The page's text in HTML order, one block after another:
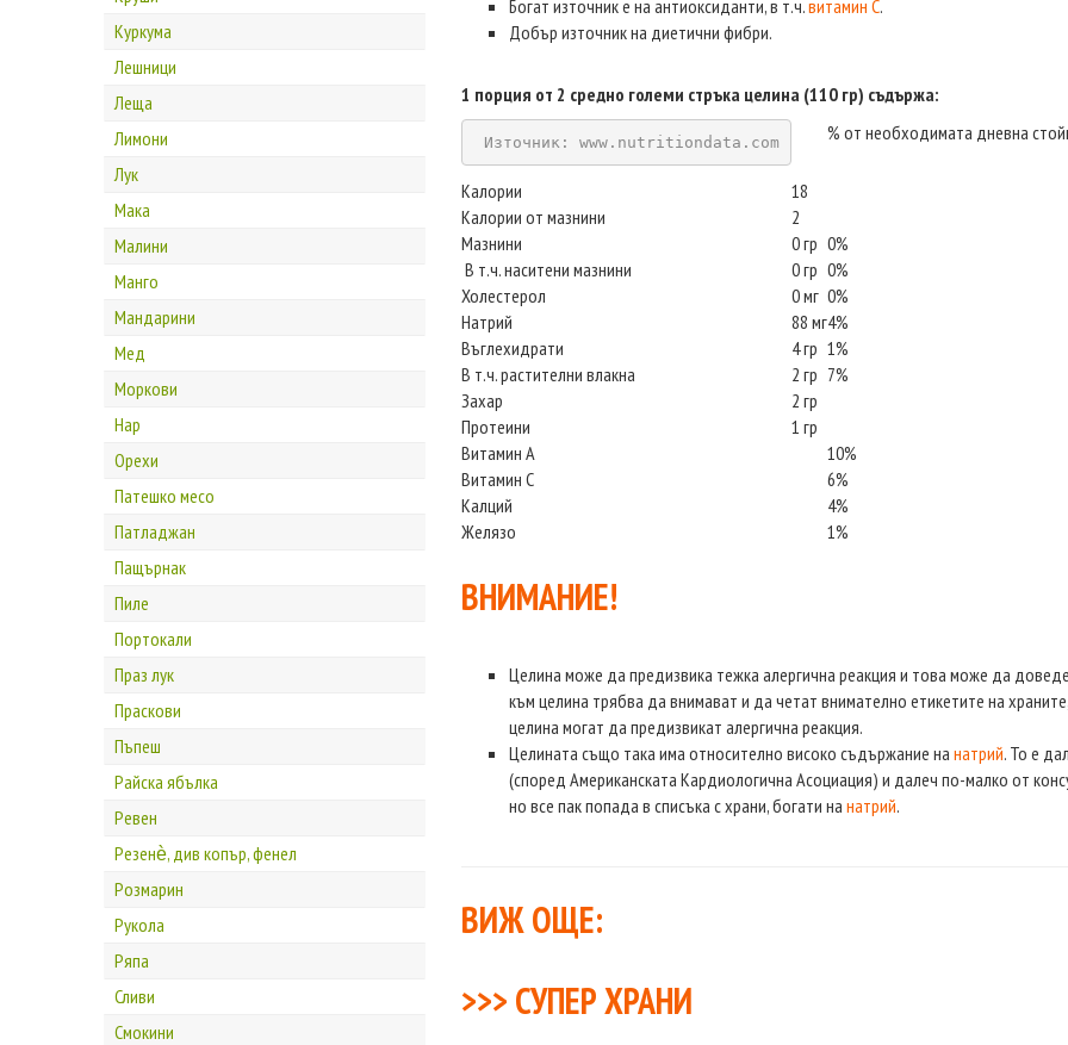
Куркума
Лешници
Леща
Лимони
Лук
Мака
Малини
Манго
Мандарини
Мед
Моркови
Нар
Орехи
Патешко месо
Патладжан
Пащърнак
Пиле
Портокали
Праз лук
Праскови
Пъпеш
Райска ябълка
Ревен
Резенѐ, див копър, фенел
Розмарин
Рукола
Ряпа
Сливи
Смокини
Богат източник е на антиоксиданти, в т.ч.витамин С.
Добър източник на диетични фибри.
1 порция от 2 средно големи стръка целина (110 гр) съдържа:
Източник: www.nutritiondata.com % от необходимата дневна
Калории
18
Калории от мазнини
2
Мазнини
0 гр 0%
В т.ч. наситени мазнини
0 гр 0%
Холестерол
0 мг 0%
Натрий
88 мг4%
Въглехидрати
4 гр 1%
В т.ч. растителни влакна
2 гр 7%
Захар
2 гр
Протеини
1 гр
Витамин А
10%
Витамин С
6%
Калций
4%
Желязо
1%
ВНИМАНИЕ!
Целина може да предизвика тежка алергична реакция и това може да
към целина трябва да внимават и да четат внимателно етикетите на
целина могат да предизвикат алергична реакция.
Целината също така има относително високо съдържание на натрий. То е
(според Американската Кардиологична Асоциация) и далеч по-малко от
но все пак попада в списъка с храни, богати на натрий.
ВИЖ ОЩЕ:
>>> СУПЕР ХРАНИ